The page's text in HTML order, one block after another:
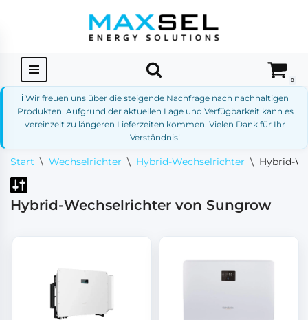
springen
0
ℹ️ Wir freuen uns über die steigende Nachfrage nach nachhaltigen
Produkten. Aufgrund der aktuellen Lage und Verfügbarkeit kann es
vereinzelt zu längeren Lieferzeiten kommen. Vielen Dank für Ihr
Verständnis!
Start \ Wechselrichter \ Hybrid-Wechselrichter \ Hybrid-
Hybrid-Wechselrichter von Sungrow